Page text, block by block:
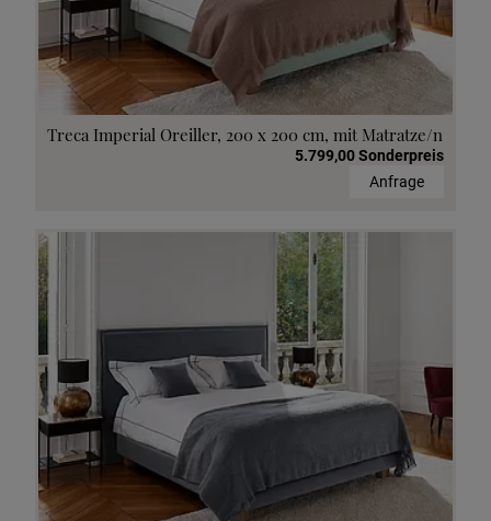
Treca Imperial Oreiller, 200 x 200 cm, mit Matratze/n
5.799,00 Sonderpreis
Anfrage